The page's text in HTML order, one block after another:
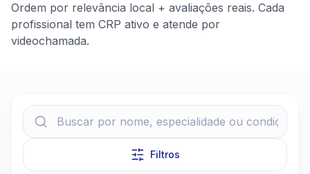
Ordem por relevância local + avaliações reais. Cada
profissional tem CRP ativo e atende por
videochamada.
Filtros